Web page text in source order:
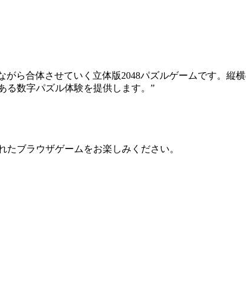
がら合体させていく立体版2048パズルゲームです。
数字パズル体験を提供します。 ”
ブラウザゲームをお楽しみください。